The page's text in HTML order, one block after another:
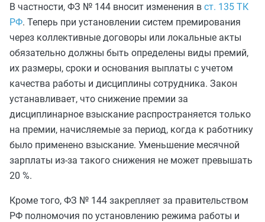
В частности, ФЗ № 144 вносит изменения в ст. 135 ТК
РФ. Теперь при установлении систем премирования
через коллективные договоры или локальные акты
обязательно должны быть определены виды премий,
их размеры, сроки и основания выплаты с учетом
качества работы и дисциплины сотрудника. Закон
устанавливает, что снижение премии за
дисциплинарное взыскание распространяется только
на премии, начисляемые за период, когда к работнику
было применено взыскание. Уменьшение месячной
зарплаты из-за такого снижения не может превышать
20 %.
Кроме того, ФЗ № 144 закрепляет за правительством
РФ полномочия по установлению режима работы и